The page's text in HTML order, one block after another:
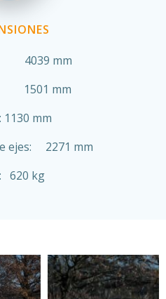
4039 mm
1501 mm
1130 mm
ejes: 2271 mm
620 kg